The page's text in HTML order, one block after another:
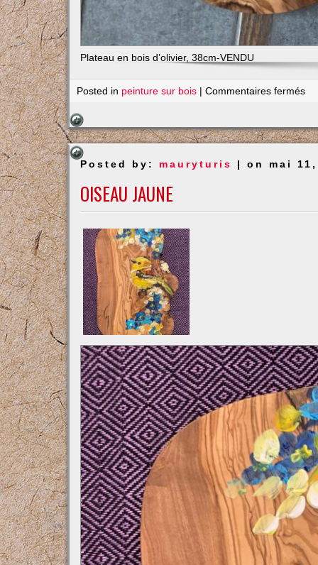
Plateau en bois d’olivier, 38cm-VENDU
Posted in peinture sur bois |Commentaires fermés
Posted by: mauryturis | on mai
OISEAU JAUNE